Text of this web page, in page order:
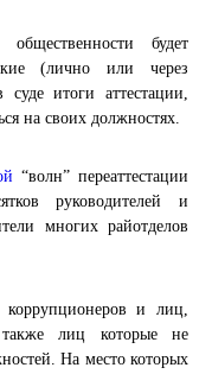
будет
(лично или через
суде итоги аттестации,
на своих должностях.
“волн” переаттестации
руководителей и
многих райотделов
коррупционеров и лиц,
лиц которые не
На место которых